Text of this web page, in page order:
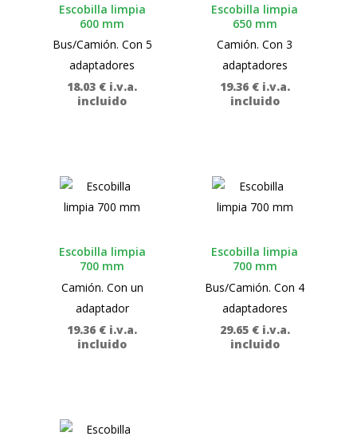
Escobilla limpia
600 mm
Bus/Camión. Con 5
adaptadores
18.03 € i.v.a.
incluido
Escobilla limpia
650 mm
Camión. Con 3
adaptadores
19.36 € i.v.a.
incluido
Escobilla limpia
700 mm
Camión. Con un
adaptador
19.36 € i.v.a.
incluido
Escobilla limpia
700 mm
Bus/Camión. Con 4
adaptadores
29.65 € i.v.a.
incluido